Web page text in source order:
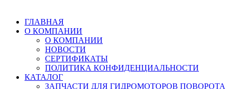
ГЛАВНАЯ
О КОМПАНИИ
О КОМПАНИИ
НОВОСТИ
СЕРТИФИКАТЫ
ПОЛИТИКА КОНФИДЕНЦИАЛЬНОСТИ
КАТАЛОГ
ЗАПЧАСТИ ДЛЯ ГИДРОМОТОРОВ ПОВОРОТА